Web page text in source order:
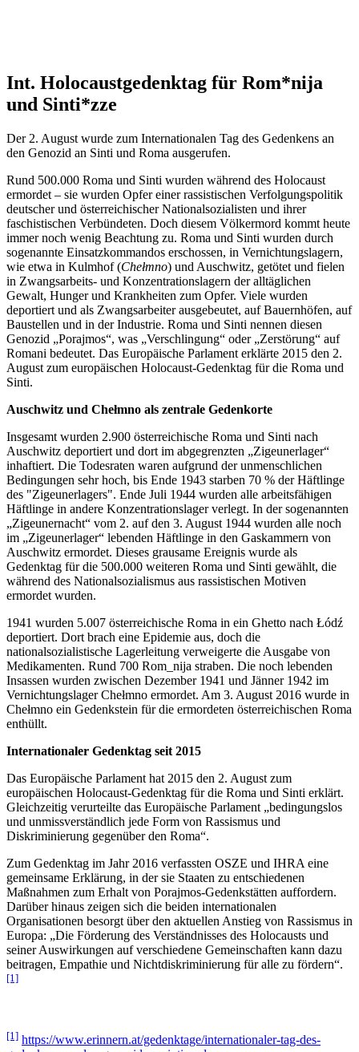
Int. Holocaustgedenktag für Rom*nija
und Sinti*zze
Der 2. August wurde zum Internationalen Tag des Gedenkens an
den Genozid an Sinti und Roma ausgerufen.
Rund 500.000 Roma und Sinti wurden während des Holocaust
ermordet – sie wurden Opfer einer rassistischen Verfolgungspolitik
deutscher und österreichischer Nationalsozialisten und ihrer
faschistischen Verbündeten. Doch diesem Völkermord kommt heute
immer noch wenig Beachtung zu. Roma und Sinti wurden durch
sogenannte Einsatzkommandos erschossen, in Vernichtungslagern,
wie etwa in Kulmhof (Chełmno) und Auschwitz, getötet und fielen
in Zwangsarbeits- und Konzentrationslagern der alltäglichen
Gewalt, Hunger und Krankheiten zum Opfer. Viele wurden
deportiert und als Zwangsarbeiter ausgebeutet, auf Bauernhöfen, auf
Baustellen und in der Industrie. Roma und Sinti nennen diesen
Genozid „Porajmos“, was „Verschlingung“ oder „Zerstörung“ auf
Romani bedeutet. Das Europäische Parlament erklärte 2015 den 2.
August zum europäischen Holocaust-Gedenktag für die Roma und
Sinti.
Auschwitz und Chełmno als zentrale Gedenkorte
Insgesamt wurden 2.900 österreichische Roma und Sinti nach
Auschwitz deportiert und dort im abgegrenzten „Zigeunerlager“
inhaftiert. Die Todesraten waren aufgrund der unmenschlichen
Bedingungen sehr hoch, bis Ende 1943 starben 70 % der Häftlinge
des "Zigeunerlagers". Ende Juli 1944 wurden alle arbeitsfähigen
Häftlinge in andere Konzentrationslager verlegt. In der sogenannten
„Zigeunernacht“ vom 2. auf den 3. August 1944 wurden alle noch
im „Zigeunerlager“ lebenden Häftlinge in den Gaskammern von
Auschwitz ermordet. Dieses grausame Ereignis wurde als
Gedenktag für die 500.000 weiteren Roma und Sinti gewählt, die
während des Nationalsozialismus aus rassistischen Motiven
ermordet wurden.
1941 wurden 5.007 österreichische Roma in ein Ghetto nach Łódź
deportiert. Dort brach eine Epidemie aus, doch die
nationalsozialistische Lagerleitung verweigerte die Ausgabe von
Medikamenten. Rund 700 Rom_nija straben. Die noch lebenden
Insassen wurden zwischen Dezember 1941 und Jänner 1942 im
Vernichtungslager Chełmno ermordet. Am 3. August 2016 wurde in
Chełmno ein Gedenkstein für die ermordeten österreichischen Roma
enthüllt.
Internationaler Gedenktag seit 2015
Das Europäische Parlament hat 2015 den 2. August zum
europäischen Holocaust-Gedenktag für die Roma und Sinti erklärt.
Gleichzeitig verurteilte das Europäische Parlament „bedingungslos
und unmissverständlich jede Form von Rassismus und
Diskriminierung gegenüber den Roma“.
Zum Gedenktag im Jahr 2016 verfassten OSZE und IHRA eine
gemeinsame Erklärung, in der sie Staaten zu entschiedenen
Maßnahmen zum Erhalt von Porajmos-Gedenkstätten auffordern.
Darüber hinaus zeigen sich die beiden internationalen
Organisationen besorgt über den aktuellen Anstieg von Rassismus in
Europa: „Die Förderung des Verständnisses des Holocausts und
seiner Auswirkungen auf verschiedene Gemeinschaften kann dazu
beitragen, Empathie und Nichtdiskriminierung für alle zu fördern“.
[1]
[1] https://www.erinnern.at/gedenktage/internationaler-tag-des-